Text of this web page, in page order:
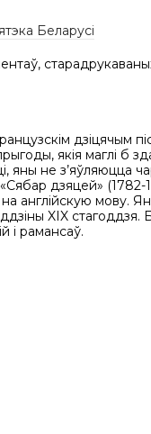
Беларусі
дзіцячым
якія маглі б
яны не з’яўляюцца
дзяцей»
англійскую мову.
XIX стагоддзя.
і рамансаў.